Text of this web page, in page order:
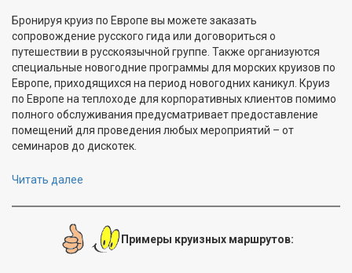
Бронируя круиз по Европе вы можете заказать
сопровождение русского гида или договориться о
путешествии в русскоязычной группе. Также организуются
специальные новогодние программы для морских круизов по
Европе, приходящихся на период новогодних каникул. Круиз
по Европе на теплоходе для корпоративных клиентов помимо
полного обслуживания предусматривает предоставление
помещений для проведения любых мероприятий – от
семинаров до дискотек.
Читать далее
Примеры круизных маршрутов: